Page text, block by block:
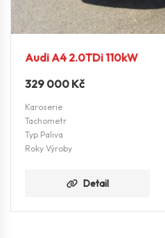
Audi A4 2.0TDi 110kW
329 000 Kč
Karoserie
Tachometr
Typ Paliva
Roky Výroby
Detail